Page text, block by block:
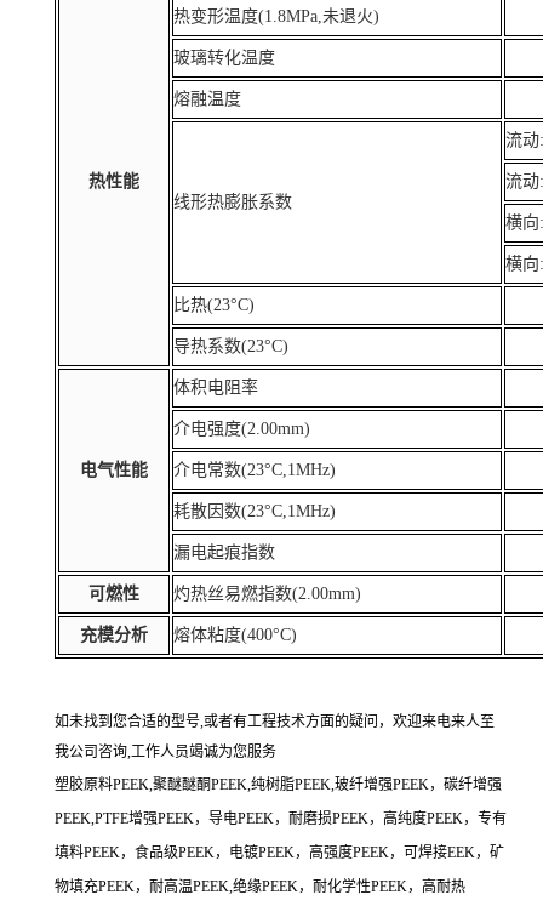
热性能
热变形温度(1.8MPa,未退火)
玻璃转化温度
熔融温度
线形热膨胀系数
流动
流动
横向
横向
比热(23°C)
导热系数(23°C)
电气性能
体积电阻率
介电强度(2.00mm)
介电常数(23°C,1MHz)
耗散因数(23°C,1MHz)
漏电起痕指数
可燃性 灼热丝易燃指数(2.00mm)
充模分析 熔体粘度(400°C)
如未找到您合适的型号,或者有工程技术方面的疑问，欢迎来电来人至
我公司咨询,工作人员竭诚为您服务
塑胶原料PEEK,聚醚醚酮PEEK,纯树脂PEEK,玻纤增强PEEK，碳纤增强
PEEK,PTFE增强PEEK，导电PEEK，耐磨损PEEK，高纯度PEEK，专有
填料PEEK，食品级PEEK，电镀PEEK，高强度PEEK，可焊接EEK，矿
物填充PEEK，耐高温PEEK,绝缘PEEK，耐化学性PEEK，高耐热